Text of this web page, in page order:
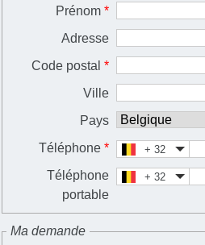
Prénom *
Adresse
Code postal *
Ville
Pays
Téléphone * + 32
Téléphone
portable
+ 32
Ma demande